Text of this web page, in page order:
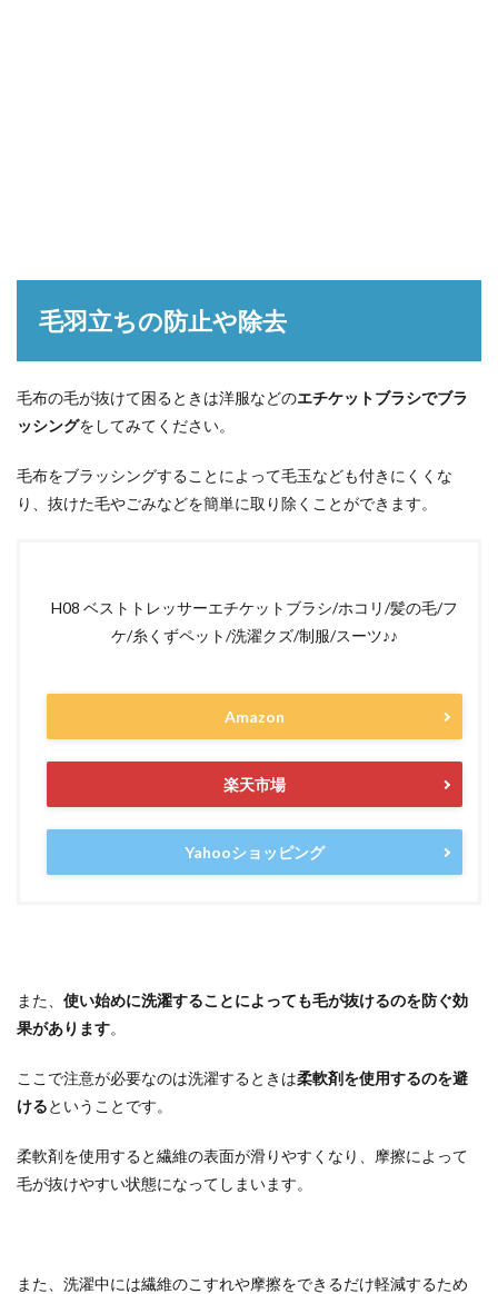
毛羽立ちの防止や除去
毛布の毛が抜けて困るときは洋服などのエチケットブラシでブラ
ッシングをしてみてください。
毛布をブラッシングすることによって毛玉なども付きにくくな
り、抜けた毛やごみなどを簡単に取り除くことができます。
H08 ベストトレッサーエチケットブラシ/ホコリ/髪の毛/フ
ケ/糸くずペット/洗濯クズ/制服/スーツ♪♪
Amazon
楽天市場
Yahooショッピング
また、 使い始めに洗濯することによっても毛が抜けるのを防ぐ効
果があります。
ここで注意が必要なのは洗濯するときは柔軟剤を使用するのを避
けるということです。
柔軟剤を使用すると繊維の表面が滑りやすくなり、摩擦によって
毛が抜けやすい状態になってしまいます。
また、洗濯中には繊維のこすれや摩擦をできるだけ軽減するため